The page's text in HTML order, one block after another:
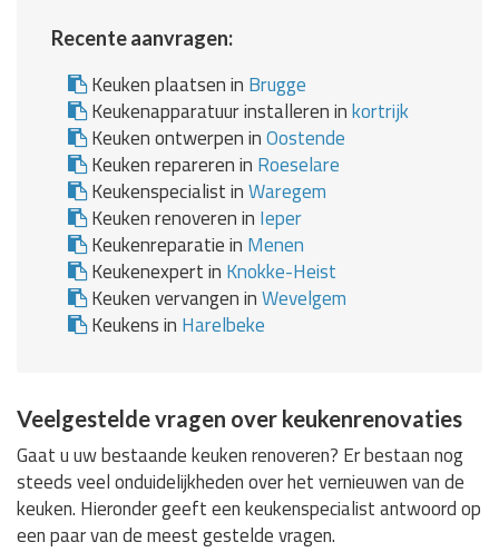
Recente aanvragen:
Keuken plaatsen in Brugge
Keukenapparatuur installeren inkortrijk
Keuken ontwerpen inOostende
Keuken repareren in Roeselare
Keukenspecialist inWaregem
Keuken renoveren in Ieper
Keukenreparatie in Menen
Keukenexpert in Knokke-Heist
Keuken vervangen inWevelgem
Keukens in Harelbeke
Veelgestelde vragen over keukenrenovaties
Gaat u uw bestaande keuken renoveren? Er bestaan nog
steeds veel onduidelijkheden over het vernieuwen van de
keuken. Hieronder geeft een keukenspecialist antwoord op
een paar van de meest gestelde vragen.